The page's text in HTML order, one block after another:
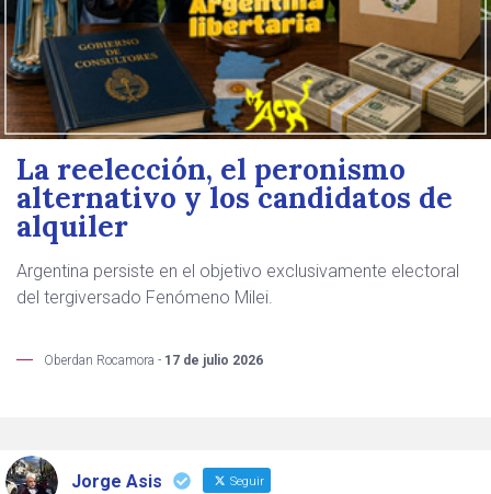
La reelección, el peronismo
alternativo y los candidatos de
alquiler
Argentina persiste en el objetivo exclusivamente electoral
del tergiversado Fenómeno Milei.
Oberdan Rocamora - 17 de julio 2026
Jorge Asis Seguir